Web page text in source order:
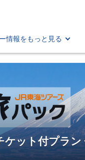
情報をもっと見る
ット付プラン